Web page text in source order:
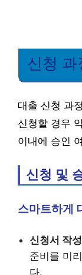
신청 과
대출 신청 과
신청할 경우
이내에 승인
신청 및
스마트하게
신청서 작
준비를 미
다.